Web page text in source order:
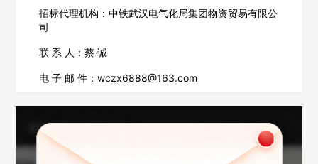
招标代理机构：中铁武汉电气化局集团物资贸易有限公
司
联 系 人：蔡 诚
电 子 邮 件：wczx6888@163.com
欢迎入驻供应商
公司名称